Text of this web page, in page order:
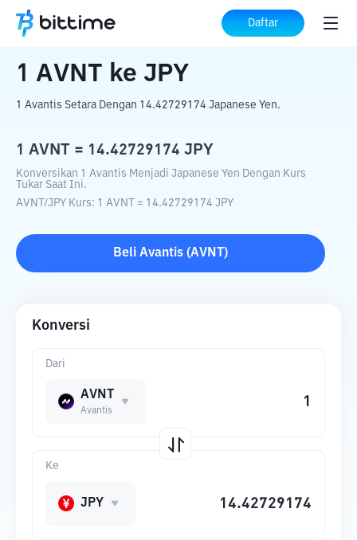
Daftar
Beranda Konverter Kripto JPY
1 AVNT ke JPY
1 Avantis Setara Dengan 14.42729174 Japanese Yen.
1 AVNT = 14.42729174 JPY
Konversikan 1 Avantis Menjadi Japanese Yen Dengan Kurs
Tukar Saat Ini.
AVNT /JPY Kurs: 1 AVNT = 14.42729174 JPY
Beli Avantis (AVNT )
Konversi
Dari
AVNT
Avantis
Ke
JPY